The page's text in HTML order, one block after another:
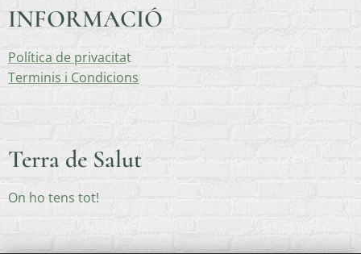
INFORMACIÓ
Política de privacitat
Terminis i Condicions
Terra de Salut
On ho tens tot!